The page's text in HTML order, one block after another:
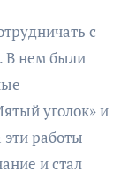
с
В нем были
уголок» и
эти работы
и стал